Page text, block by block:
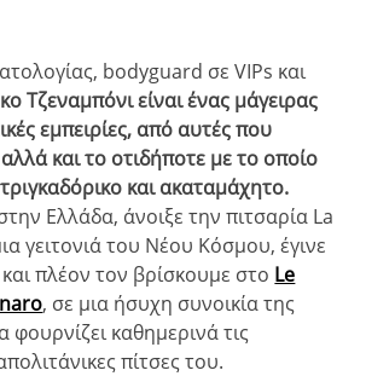
bodyguard σε VIPs και
Τζεναμπόνι είναι ένας μάγειρας
εμπειρίες, από αυτές που
και το οτιδήποτε με το οποίο
και ακαταμάχητο.
Ελλάδα, άνοιξε την πιτσαρία La
γειτονιά του Νέου Κόσμου, έγινε
πλέον τον βρίσκουμε στο Le
, σε μια ήσυχη συνοικία της
καθημερινά τις
πίτσες του.